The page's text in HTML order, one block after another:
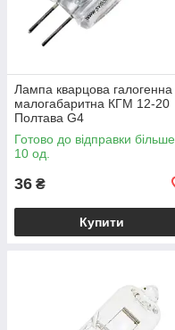
Лампа кварцова галогенна
малогабаритна КГМ 12-20
Полтава G4
Готово до відправки більше
10 од.
36 ₴
Купити